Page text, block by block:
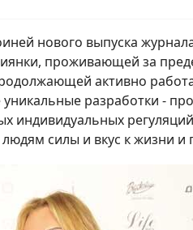
нового выпуска
проживающей за
активно
уникальные разработки -
индивидуальных
силы и вкус к жизни и